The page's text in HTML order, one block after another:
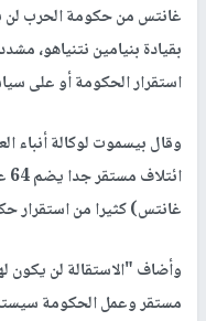
غانتس من حكومة الحرب لن
بقيادة بنيامين نتنياهو،
استقرار الحكومة أو على
غانتس) كثيرا من استقرار
وأضاف "الاستقالة لن يكون
مستقر وعمل الحكومة